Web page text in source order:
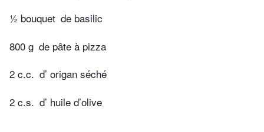
½ bouquet de basilic
800 g de pâte à pizza
2 c.c. d’ origan séché
2 c.s. d’ huile d’olive